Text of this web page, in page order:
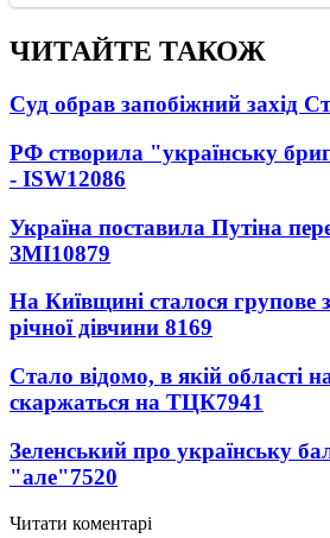
ЧИТАЙТЕ ТАКОЖ
Суд обрав запобіжний захід
РФ створила "українську
- ISW12086
Україна поставила Путіна
ЗМІ10879
На Київщині сталося групове
річної дівчини 8169
Стало відомо, в якій області
скаржаться на ТЦК7941
Зеленський про українську
"але"7520
Читати коментарі